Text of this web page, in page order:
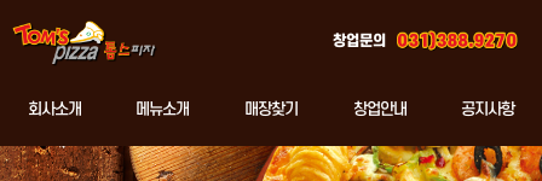
회사소개 메뉴소개 매장찾기 창업안내 공지사항
창업문의